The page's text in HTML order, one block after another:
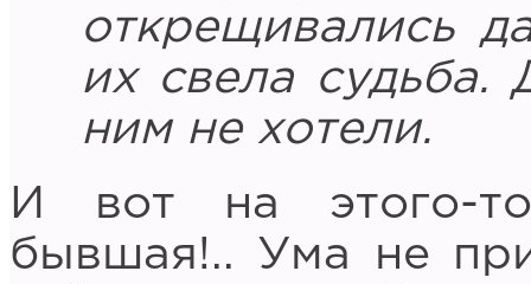
открещивались
их свела судьба.
ним не хотели.
И вот на этого-
бывшая!.. Ума не